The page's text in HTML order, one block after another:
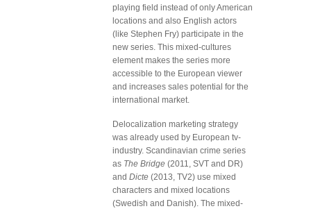
playing field instead of only American
locations and also English actors
(like Stephen Fry) participate in the
new series. This mixed-cultures
element makes the series more
accessible to the European viewer
and increases sales potential for the
international market.
Delocalization marketing strategy
was already used by European tv-
industry. Scandinavian crime series
as The Bridge (2011, SVT and DR)
and Dicte (2013, TV2) use mixed
characters and mixed locations
(Swedish and Danish). The mixed-